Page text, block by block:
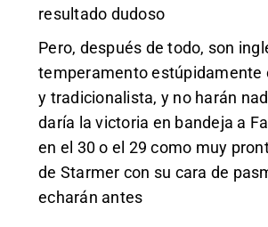
resultado dudoso
Pero, después de todo, son
temperamento estúpidamente
y tradicionalista, y no harán
daría la victoria en bandeja a
en el 30 o el 29 como muy
de Starmer con su cara de
echarán antes